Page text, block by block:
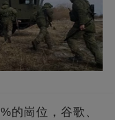
的崗位，谷歌、